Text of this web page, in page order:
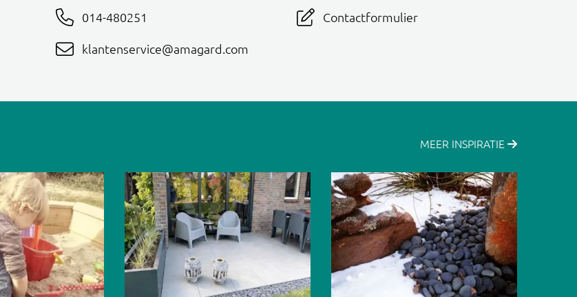
014-480251
klantenservice@amagard.com
Contactformulier
MEER INSPIRATIE